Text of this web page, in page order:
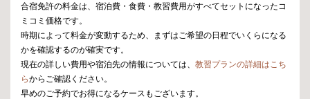
合宿免許の料金は、宿泊費・食費・教習費用がすべてセットになったコ
ミコミ価格です。
時期によって料金が変動するため、まずはご希望の日程でいくらになる
かを確認するのが確実です。
現在の詳しい費用や宿泊先の情報については、 教習プランの詳細はこち
らからご確認ください。
早めのご予約でお得になるケースもございます。